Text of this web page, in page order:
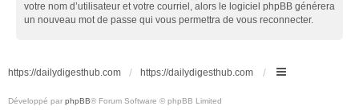
votre nom d’utilisateur et votre courriel, alors le logiciel phpBB générera
un nouveau mot de passe qui vous permettra de vous reconnecter.
https://dailydigesthub.com https://dailydigesthub.com
Développé par phpBB® Forum Software © phpBB Limited